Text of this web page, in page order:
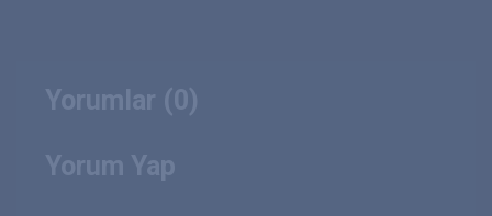
Yorumlar (0)
Yorum Yap